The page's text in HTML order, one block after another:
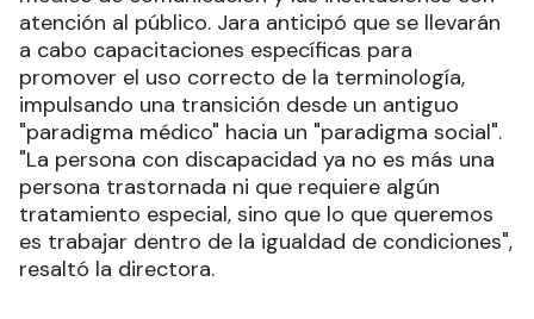
atención al público. Jara anticipó que se llevarán
a cabo capacitaciones específicas para
promover el uso correcto de la terminología,
impulsando una transición desde un antiguo
"paradigma médico" hacia un "paradigma social".
"La persona con discapacidad ya no es más una
persona trastornada ni que requiere algún
tratamiento especial, sino que lo que queremos
es trabajar dentro de la igualdad de condiciones",
resaltó la directora.